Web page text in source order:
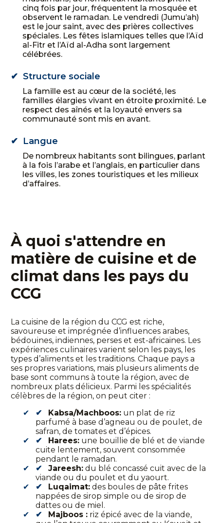
cinq fois par jour, fréquentent la mosquée et
observent le ramadan. Le vendredi (Jumu’ah)
est le jour saint, avec des prières collectives
spéciales. Les fêtes islamiques telles que l’Aïd
al-Fitr et l’Aïd al-Adha sont largement
célébrées.
Structure sociale
La famille est au cœur de la société, les
familles élargies vivant en étroite proximité. Le
respect des aînés et la loyauté envers sa
communauté sont mis en avant.
Langue
De nombreux habitants sont bilingues, parlant
à la fois l’arabe et l’anglais, en particulier dans
les villes, les zones touristiques et les milieux
d’affaires.
À quoi s'attendre en
matière de cuisine et de
climat dans les pays du
CCG
La cuisine de la région du CCG est riche,
savoureuse et imprégnée d’influences arabes,
bédouines, indiennes, perses et est-africaines. Les
expériences culinaires varient selon les pays, les
types d’aliments et les traditions. Chaque pays a
ses propres variations, mais plusieurs aliments de
base sont communs à toute la région, avec de
nombreux plats délicieux. Parmi les spécialités
célèbres de la région, on peut citer :
Kabsa/Machboos: un plat de riz
parfumé à base d’agneau ou de poulet, de
safran, de tomates et d’épices.
Harees: une bouillie de blé et de viande
cuite lentement, souvent consommée
pendant le ramadan.
Jareesh: du blé concassé cuit avec de la
viande ou du poulet et du yaourt.
Luqaimat: des boules de pâte frites
nappées de sirop simple ou de sirop de
dattes ou de miel.
Majboos : riz épicé avec de la viande,